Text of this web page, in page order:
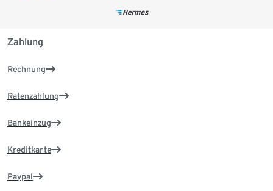
Zahlung
Rechnung
Ratenzahlung
Bankeinzug
Kreditkarte
Paypal